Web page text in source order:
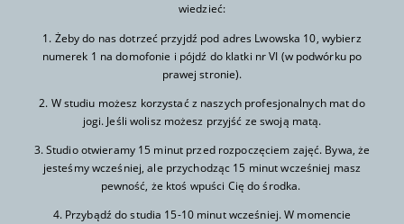
wiedzieć:
1. Żeby do nas dotrzeć przyjdź pod adres Lwowska 10, wybierz
numerek 1 na domofonie i pójdź do klatki nr VI (w podwórku po
prawej stronie).
2. W studiu możesz korzystać z naszych profesjonalnych mat do
jogi. Jeśli wolisz możesz przyjść ze swoją matą.
3. Studio otwieramy 15 minut przed rozpoczęciem zajęć. Bywa, że
jesteśmy wcześniej, ale przychodząc 15 minut wcześniej masz
pewność, że ktoś wpuści Cię do środka.
4. Przybądź do studia 15-10 minut wcześniej. W momencie